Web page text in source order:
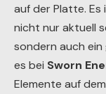
auf der Platte. Es
nicht nur aktuell
sondern auch
es bei Sworn
Elemente auf